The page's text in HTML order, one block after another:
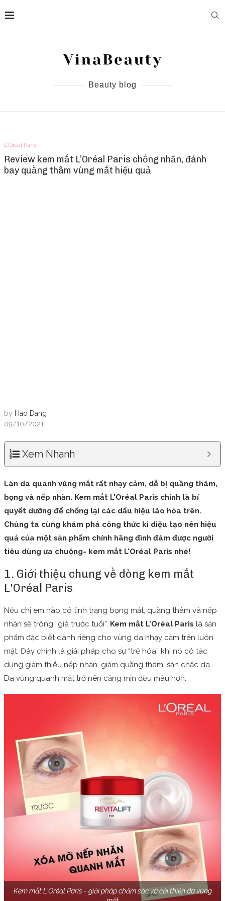
Beauty blog
L'Oréal Paris
Review kem mắt L’Oréal Paris chống nhăn, đánh
bay quầng thâm vùng mắt hiệu quả
by Hao Dang
09/10/2021
Xem Nhanh
Làn da quanh vùng mắt rất nhạy cảm, dễ bị quầng thâm,
bọng và nếp nhăn. Kem mắt L'Oréal Paris chính là bí
quyết dưỡng để chống lại các dấu hiệu lão hóa trên.
Chúng ta cùng khám phá công thức kì diệu tạo nên hiệu
quả của một sản phẩm chính hãng đình đám được người
tiêu dùng ưa chuộng- kem mắt L'Oréal Paris nhé!
1. Giới thiệu chung về dòng kem mắt
L'Oréal Paris
Nếu chị em nào có tình trạng bọng mắt, quầng thâm và nếp
nhăn sẽ trông “già trước tuổi”. Kem mắt L'Oréal Paris là sản
phẩm đặc biệt dành riêng cho vùng da nhạy cảm trên luôn
mặt. Đây chính là giải pháp cho sự “trẻ hóa” khi nó có tác
dụng giảm thiểu nếp nhăn, giảm quầng thâm, săn chắc da.
Da vùng quanh mắt trở nên căng mịn đều màu hơn.
Kem mắt L'Oréal Paris - giải pháp chăm sóc và cải thiện da vùng